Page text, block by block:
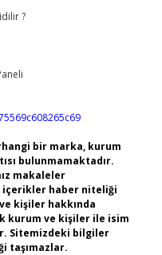
?
bir marka, kurum
bulunmamaktadır.
makaleler
içerikler haber niteliği
kişiler hakkında
kurum ve kişiler ile isim
Sitemizdeki bilgiler
taşımazlar.